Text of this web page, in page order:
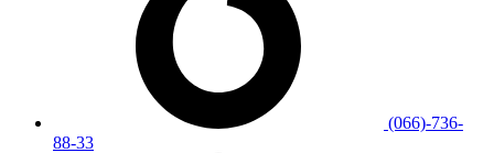
(066)-736-
88-33